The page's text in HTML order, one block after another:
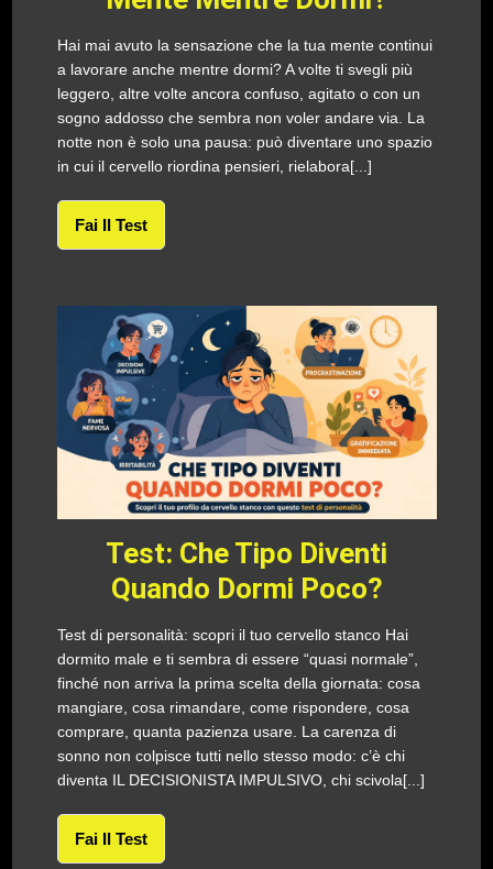
Hai mai avuto la sensazione che la tua mente continui
a lavorare anche mentre dormi? A volte ti svegli più
leggero, altre volte ancora confuso, agitato o con un
sogno addosso che sembra non voler andare via. La
notte non è solo una pausa: può diventare uno spazio
in cui il cervello riordina pensieri, rielabora[...]
Fai Il Test
Test: Che Tipo Diventi
Quando Dormi Poco?
Test di personalità: scopri il tuo cervello stanco Hai
dormito male e ti sembra di essere “quasi normale”,
finché non arriva la prima scelta della giornata: cosa
mangiare, cosa rimandare, come rispondere, cosa
comprare, quanta pazienza usare. La carenza di
sonno non colpisce tutti nello stesso modo: c’è chi
diventa IL DECISIONISTA IMPULSIVO, chi scivola[...]
Fai Il Test